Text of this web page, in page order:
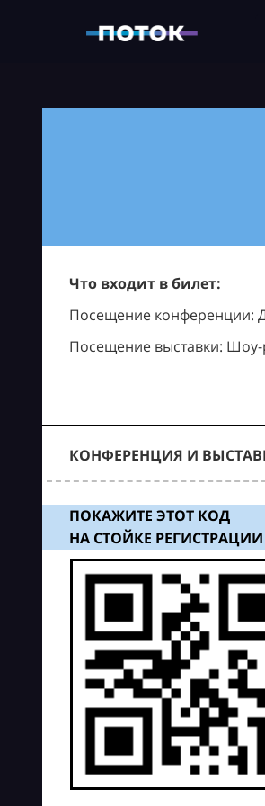
Что входит в билет:
Посещение конференции:
Посещение выставки: Шоу-
КОНФЕРЕНЦИЯ И
ПОКАЖИТЕ ЭТОТ КОД
НА СТОЙКЕ РЕГИСТРАЦИИ